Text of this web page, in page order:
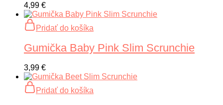
4,99 €
Pridať do košíka
Gumička Baby Pink Slim Scrunchie
3,99 €
Pridať do košíka